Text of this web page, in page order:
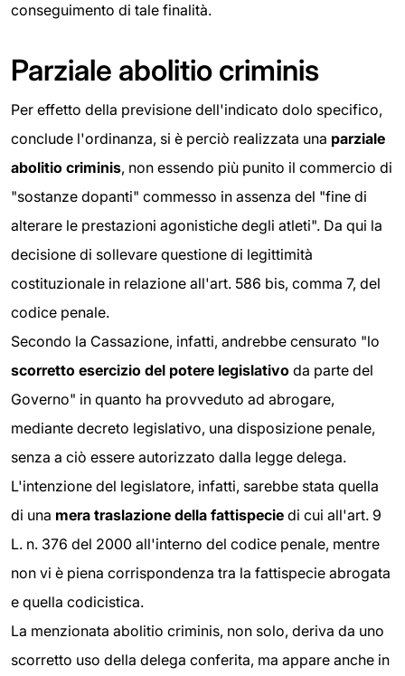
conseguimento di tale finalità.
Parziale abolitio criminis
Per effetto della previsione dell'indicato dolo specifico,
conclude l'ordinanza, si è perciò realizzata una parziale
abolitio criminis, non essendo più punito il commercio di
"sostanze dopanti" commesso in assenza del "fine di
alterare le prestazioni agonistiche degli atleti". Da qui la
decisione di sollevare questione di legittimità
costituzionale in relazione all'art. 586 bis, comma 7, del
codice penale.
Secondo la Cassazione, infatti, andrebbe censurato "lo
scorretto esercizio del potere legislativo da parte del
Governo" in quanto ha provveduto ad abrogare,
mediante decreto legislativo, una disposizione penale,
senza a ciò essere autorizzato dalla legge delega.
L'intenzione del legislatore, infatti, sarebbe stata quella
di una mera traslazione della fattispecie di cui all'art. 9
L. n. 376 del 2000 all'interno del codice penale, mentre
non vi è piena corrispondenza tra la fattispecie abrogata
e quella codicistica.
La menzionata abolitio criminis, non solo, deriva da uno
scorretto uso della delega conferita, ma appare anche in